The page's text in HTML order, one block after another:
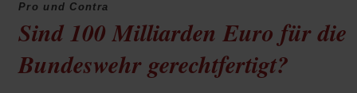
Leserinitiative Publik-Forum e.V.
Urlaub und Nichtstun(Öffnet
einem
neuen
Gefährlicher Reichtum(Öffnet
einem
neuen
Krieg in
Gleichberechtigung
Künstliche Intelligenz (Öffnet
in
Was gibt
Gott neu denken Krieg in der Ukraine
Pro und Contra
Sind 100 Milliarden Euro für die
Bundeswehr gerechtfertigt?